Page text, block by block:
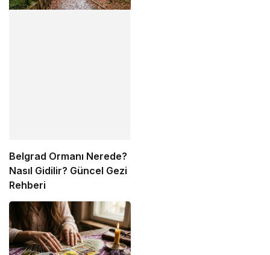
Belgrad Ormanı Nerede?
Nasıl Gidilir? Güncel Gezi
Rehberi